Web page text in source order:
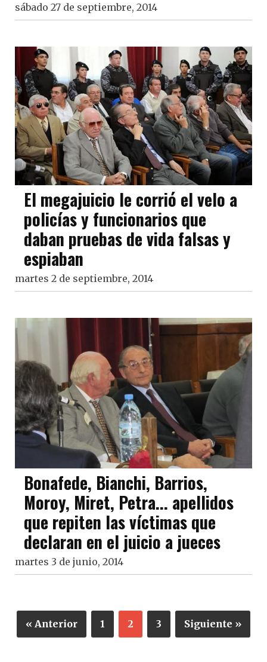
sábado 27 de septiembre, 2014
El megajuicio le corrió el velo a
policías y funcionarios que
daban pruebas de vida falsas y
espiaban
martes 2 de septiembre, 2014
Bonafede, Bianchi, Barrios,
Moroy, Miret, Petra... apellidos
que repiten las víctimas que
declaran en el juicio a jueces
martes 3 de junio, 2014
« Anterior 1 2 3 Siguiente »